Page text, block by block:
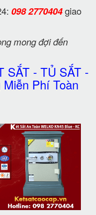
098 2770404giao
mong đợi đến
SẮT - TỦ SẮT -
Phí Toàn